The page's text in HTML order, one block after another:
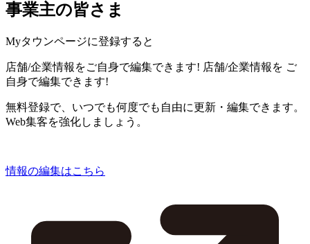
事業主の皆さま
Myタウンページに登録すると
店舗/企業情報をご自身で編集できます! 店舗/企業情報を ご
自身で編集できます!
無料登録で、いつでも何度でも自由に更新・編集できます。
Web集客を強化しましょう。
情報の編集はこちら